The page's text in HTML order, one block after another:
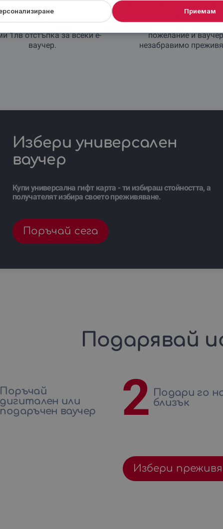
електронен ваучер и ще го
получиш веднага след
на поръчката.
1лв отстъпка за всеки е-
ваучер.
получателя празнично
поздравителен имейл,
пожелание и
незабравимо
Избери универсален
ваучер
Купи универсална гифт карта - ти избираш стойността, а
получателят избира своето преживяване.
Поръчай сега
Подарявай
Поръчай
дигитален или
подаръчен ваучер
2 Подари го
близък
Избери
Приемам